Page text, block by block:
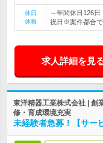
休日
休暇
～年間休日126
祝日※案件都合
求人詳細を見
東洋精器工業株式会社 | 創
修・育成環境充実
未経験者急募！【サー